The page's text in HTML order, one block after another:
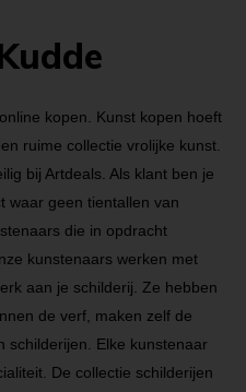
kopen. Kunst kopen hoeft
ruime collectie vrolijke kunst.
bij Artdeals. Als klant ben je
waar geen tientallen van
die in opdracht
kunstenaars werken met
aan je schilderij. Ze hebben
de verf, maken zelf de
schilderijen. Elke kunstenaar
De collectie schilderijen